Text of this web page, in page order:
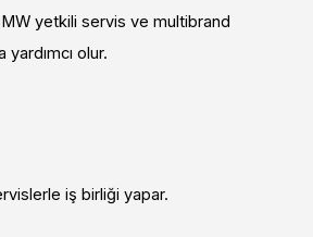
yetkili servis ve multibrand
yardımcı olur.
iş birliği yapar.